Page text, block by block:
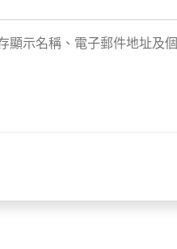
顯示名稱、電子郵件地址及